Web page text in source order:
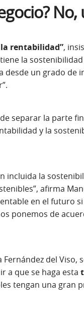
rentabilidad”,
la
desde un grado de
separar la parte
y la
incluida la
afirma
en el futuro
ponemos de
Fernández del
a que se haga esta
tengan una gran